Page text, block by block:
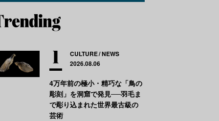
CULTURE NEWS
2026.08.06
4万年前の極小・精巧な「鳥の
彫刻」を洞窟で発見──羽毛ま
で彫り込まれた世界最古級の
芸術